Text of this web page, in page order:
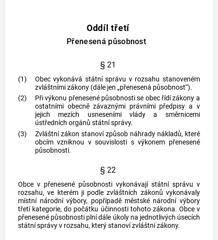
Oddíl třetí
Přenesená působnost
§ 21
(1) Obecvykonává státní správu v rozsahu stanoveném
zvláštními zákony (dále jen „přenesená působnost“).
(2)
Při výkonu přenesené působnosti se obecřídí zákony a
ostatními obecně závaznými právními předpisy a v
jejich mezích usneseními vlády a směrnicemi
ústředních orgánů státní správy.
(3)
Zvláštní zákon stanoví způsob náhrady nákladů, které
obcímvzniknou v souvislosti s výkonem přenesené
působnosti.
§ 22
Obce v přenesené působnosti vykonávají státní správu v
rozsahu, ve kterém ji podle zvláštních zákonů vykonávaly
místní národní výbory, popřípadě městské národní výbory
třetí kategorie, do počátku účinnosti tohoto zákona. Obcev
přenesené působnosti plní dále úkoly na jednotlivých úsecích
státní správy v rozsahu, který stanoví zvláštní zákony.